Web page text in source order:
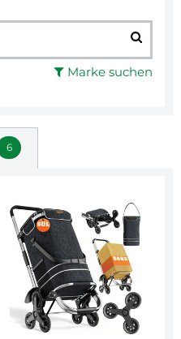
Marke suchen
6